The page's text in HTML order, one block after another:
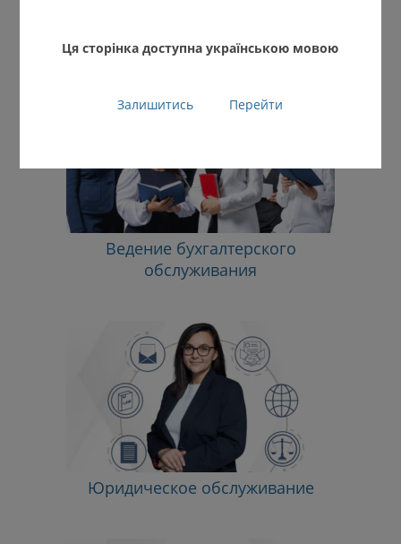
Ведение бухгалтерского
обслуживания
Юридическое обслуживание
Ця сторінка доступна українською мовою
Залишитись Перейти